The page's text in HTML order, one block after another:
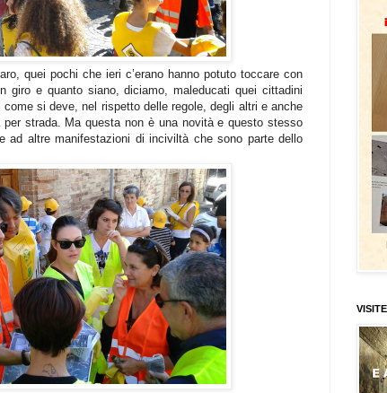
quei pochi che ieri c’erano hanno potuto toccare con
giro e quanto siano, diciamo, maleducati quei cittadini
si deve, nel rispetto delle regole, degli altri e anche
strada. Ma questa non è una novità e questo stesso
ad altre manifestazioni di inciviltà che sono parte dello
VISITE